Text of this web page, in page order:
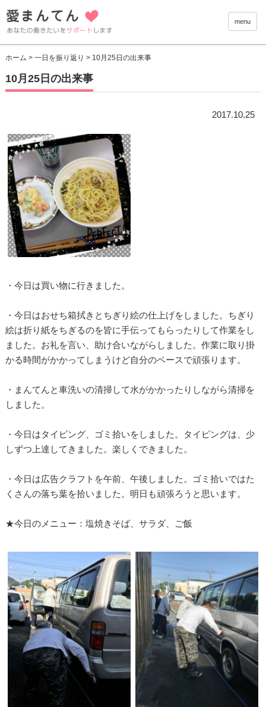
愛まん
menu
ホーム > 一日を振り返り > 10月25日の出来事
10月25日の出来事
2017.10.25
・今日は買い物に行きました。
・今日はおせち箱拭きとちぎり絵の仕上げをしました。ちぎり
絵は折り紙をちぎるのを皆に手伝ってもらったりして作業をし
ました。お礼を言い、助け合いながらしました。作業に取り掛
かる時間がかかってしまうけど自分のペースで頑張ります。
・まんてんと車洗いの清掃して水がかかったりしながら清掃を
しました。
・今日はタイピング、ゴミ拾いをしました。タイピングは、少
しずつ上達してきました。楽しくできました。
・今日は広告クラフトを午前、午後しました。ゴミ拾いではた
くさんの落ち葉を拾いました。明日も頑張ろうと思います。
★今日のメニュー：塩焼きそば、サラダ、ご飯